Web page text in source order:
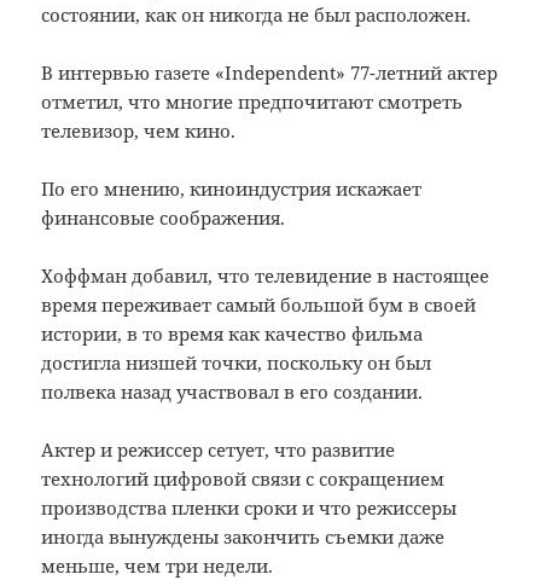
состоянии, как он никогда не был расположен.
В интервью газете «Independent» 77-летний актер
отметил, что многие предпочитают смотреть
телевизор, чем кино.
По его мнению, киноиндустрия искажает
финансовые соображения.
Хоффман добавил, что телевидение в настоящее
время переживает самый большой бум в своей
истории, в то время как качество фильма
достигла низшей точки, поскольку он был
полвека назад участвовал в его создании.
Актер и режиссер сетует, что развитие
технологий цифровой связи с сокращением
производства пленки сроки и что режиссеры
иногда вынуждены закончить съемки даже
меньше, чем три недели.